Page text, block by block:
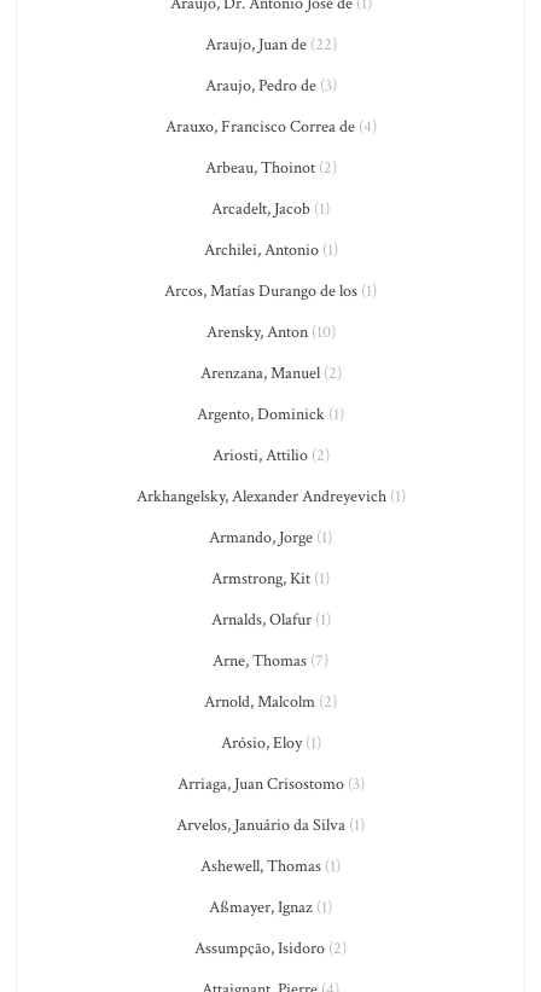
Araujo, Juan de(22)
Araujo, Pedro de(3)
Arauxo, Francisco Correa de(4)
Arbeau, Thoinot(2)
Arcadelt, Jacob (1)
Archilei, Antonio(1)
Arcos, Matías Durango de los (1)
Arensky, Anton(10)
Arenzana, Manuel(2)
Argento, Dominick (1)
Ariosti, Attilio(2)
Arkhangelsky, Alexander Andreyevich(1)
Armando, Jorge (1)
Armstrong, Kit (1)
Arnalds, Olafur(1)
Arne, Thomas (7)
Arnold, Malcolm (2)
Arósio, Eloy(1)
Arriaga, Juan Crisostomo(3)
Arvelos, Januário da Silva (1)
Ashewell, Thomas (1)
Aßmayer, Ignaz (1)
Assumpção, Isidoro (2)